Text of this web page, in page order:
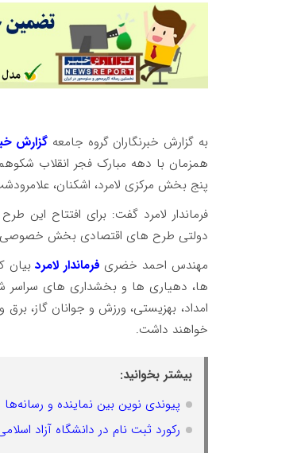
به گزارش خبرنگاران گروه جامعه گزارش
پنج بخش مرکزی لامرد، اشکنان،
دولتی طرح های اقتصادی بخش خصوصی
مهندس احمد خضری فرماندار لامردبیان
ها، دهیاری ها و بخشداری های سراسر
امداد، بهزیستی، ورزش و جوانان گاز،
خواهند داشت.
بیشتر بخوانید:
پیوندی نوین بین نماینده و رسانه‌ها
رکورد ثبت نام در دانشگاه آزاد